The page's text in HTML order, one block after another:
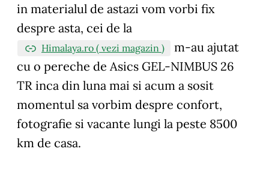
in materialul de astazi vom vorbi fix
despre asta, cei de la
Himalaya.ro ( vezi magazin )
m-au ajutat
cu o pereche de Asics GEL-NIMBUS 26
TR inca din luna mai si acum a sosit
momentul sa vorbim despre confort,
fotografie si vacante lungi la peste 8500
km de casa.